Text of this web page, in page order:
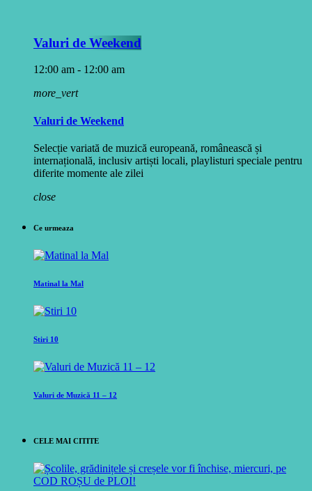
Valuri de Weekend
12:00 am - 12:00 am
more_vert
Valuri de Weekend
Selecție variată de muzică europeană, românească și
internațională, inclusiv artiști locali, playlisturi speciale pentru
diferite momente ale zilei
close
Ce urmeaza
Matinal la Mal
Stiri 10
Valuri de Muzică 11 – 12
CELE MAI CITITE